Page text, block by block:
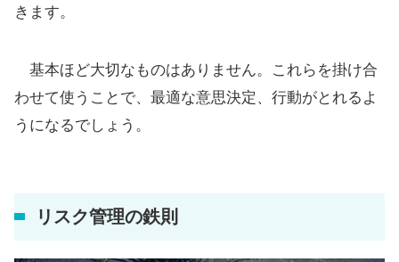
きます。
基本ほど大切なものはありません。これらを掛け合
わせて使うことで、最適な意思決定、行動がとれるよ
うになるでしょう。
リスク管理の鉄則